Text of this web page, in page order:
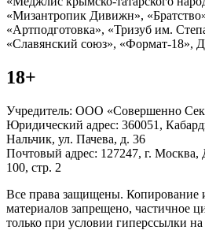
«Мизантропик Дивижн»,
«Артподготовка», «Тризуб им.
«Славянский союз», «Формат-18»,
18+
Учредитель: ООО «Совершенно
Юридический адрес: 360051,
Нальчик, ул. Пачева, д. 36
Почтовый адрес: 127247, г. Москва,
100, стр. 2
Все права защищены. Копирование
материалов запрещено, частичное
только при условии гиперссылки на